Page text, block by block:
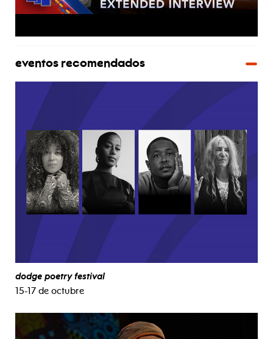
eventos recomendados
dodge poetry festival
15-17 de octubre